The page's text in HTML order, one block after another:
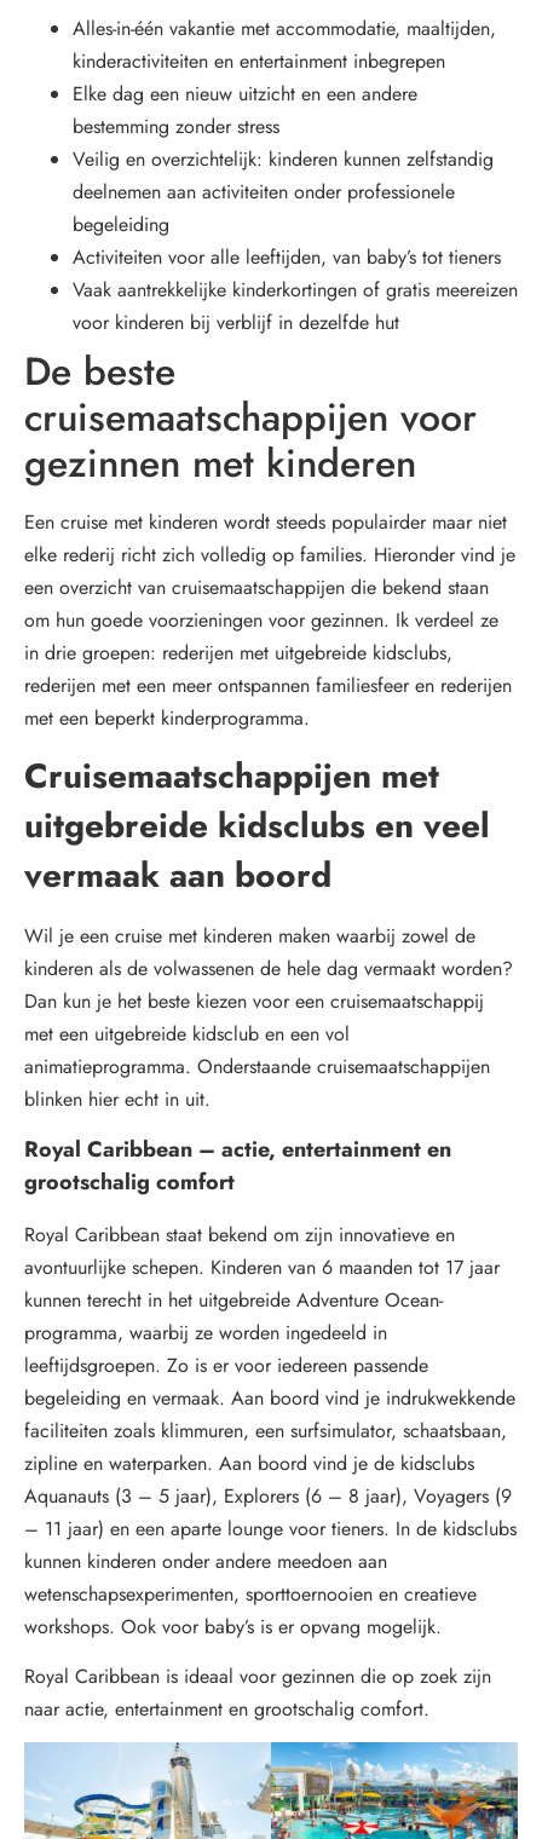
Alles-in-één vakantie met accommodatie, maaltijden,
kinderactiviteiten en entertainment inbegrepen
Elke dag een nieuw uitzicht en een andere
bestemming zonder stress
Veilig en overzichtelijk: kinderen kunnen zelfstandig
deelnemen aan activiteiten onder professionele
begeleiding
Activiteiten voor alle leeftijden, van baby’s tot tieners
Vaak aantrekkelijke kinderkortingen of gratis meereizen
voor kinderen bij verblijf in dezelfde hut
De beste
cruisemaatschappijen voor
gezinnen met kinderen
Een cruise met kinderen wordt steeds populairder maar niet
elke rederij richt zich volledig op families. Hieronder vind je
een overzicht van cruisemaatschappijen die bekend staan
om hun goede voorzieningen voor gezinnen. Ik verdeel ze
in drie groepen: rederijen met uitgebreide kidsclubs,
rederijen met een meer ontspannen familiesfeer en rederijen
met een beperkt kinderprogramma.
Cruisemaatschappijen met
uitgebreide kidsclubs en veel
vermaak aan boord
Wil je een cruise met kinderen maken waarbij zowel de
kinderen als de volwassenen de hele dag vermaakt worden?
Dan kun je het beste kiezen voor een cruisemaatschappij
met een uitgebreide kidsclub en een vol
animatieprogramma. Onderstaande cruisemaatschappijen
blinken hier echt in uit.
Royal Caribbean – actie, entertainment en
grootschalig comfort
Royal Caribbean staat bekend om zijn innovatieve en
avontuurlijke schepen. Kinderen van 6 maanden tot 17 jaar
kunnen terecht in het uitgebreide Adventure Ocean-
programma, waarbij ze worden ingedeeld in
leeftijdsgroepen. Zo is er voor iedereen passende
begeleiding en vermaak. Aan boord vind je indrukwekkende
faciliteiten zoals klimmuren, een surfsimulator, schaatsbaan,
zipline en waterparken. Aan boord vind je de kidsclubs
Aquanauts (3 – 5 jaar), Explorers (6 – 8 jaar), Voyagers (9
– 11 jaar) en een aparte lounge voor tieners. In de kidsclubs
kunnen kinderen onder andere meedoen aan
wetenschapsexperimenten, sporttoernooien en creatieve
workshops. Ook voor baby’s is er opvang mogelijk.
Royal Caribbean is ideaal voor gezinnen die op zoek zijn
naar actie, entertainment en grootschalig comfort.